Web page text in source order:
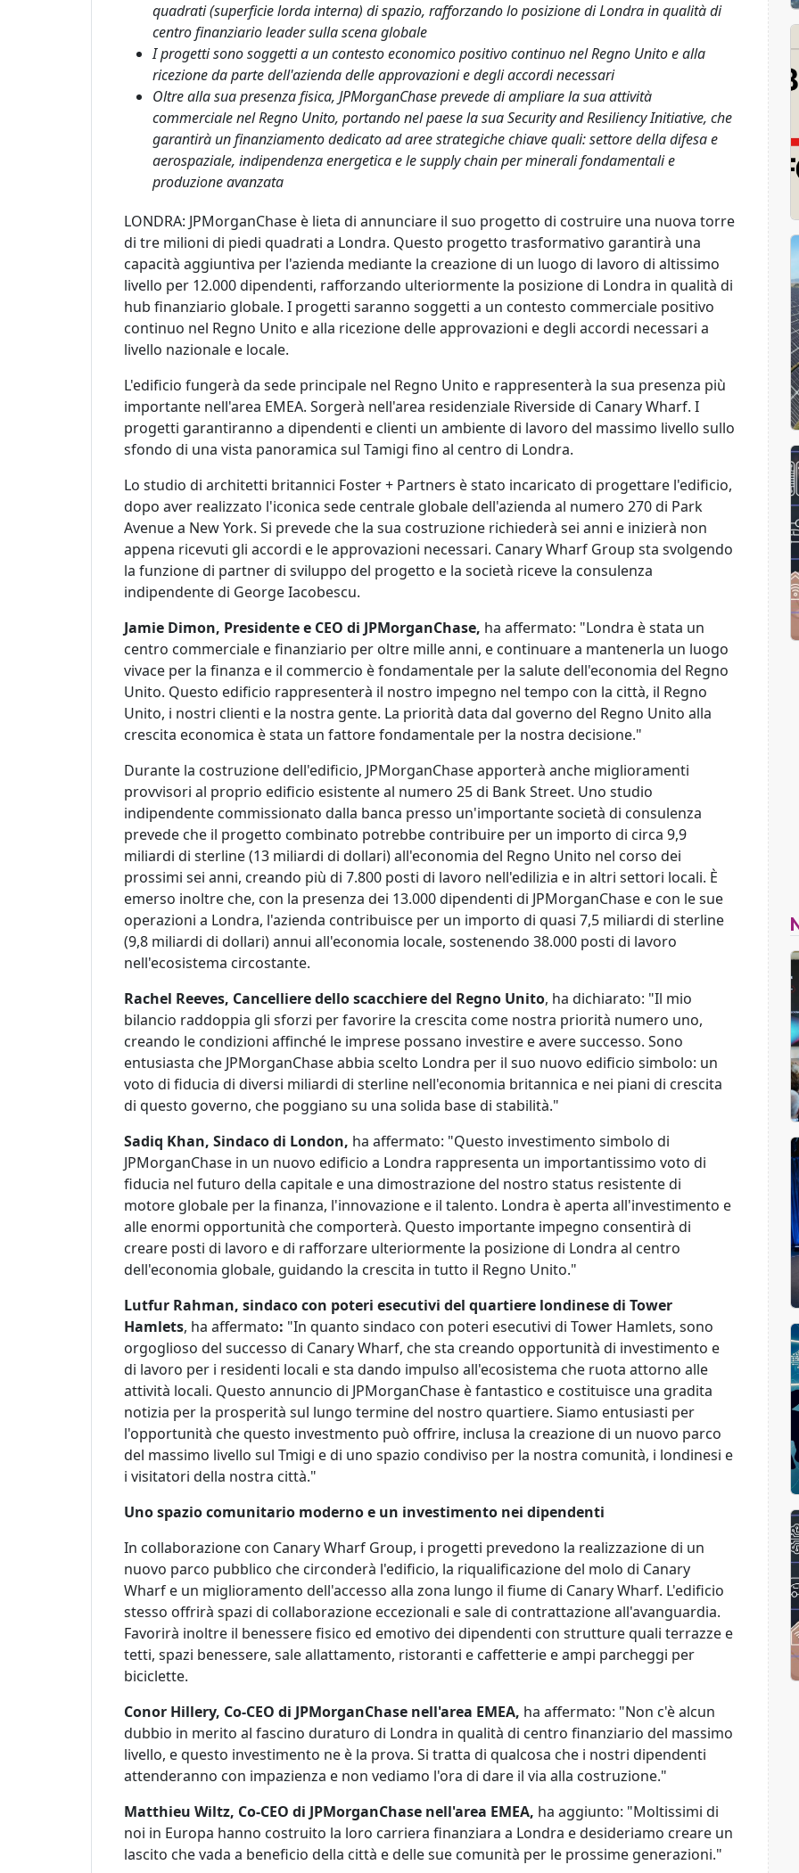
quadrati (superficie lorda interna) di spazio, rafforzando lo posizione di Londra in qualità di
centro finanziario leader sulla scena globale
I progetti sono soggetti a un contesto economico positivo continuo nel Regno Unito e alla
ricezione da parte dell'azienda delle approvazioni e degli accordi necessari
Oltre alla sua presenza fisica, JPMorganChase prevede di ampliare la sua attività
commerciale nel Regno Unito, portando nel paese la sua Security and Resiliency Initiative, che
garantirà un finanziamento dedicato ad aree strategiche chiave quali: settore della difesa e
aerospaziale, indipendenza energetica e le supply chain per minerali fondamentali e
produzione avanzata
LONDRA: JPMorganChase è lieta di annunciare il suo progetto di costruire una nuova torre
di tre milioni di piedi quadrati a Londra. Questo progetto trasformativo garantirà una
capacità aggiuntiva per l'azienda mediante la creazione di un luogo di lavoro di altissimo
livello per 12.000 dipendenti, rafforzando ulteriormente la posizione di Londra in qualità di
hub finanziario globale. I progetti saranno soggetti a un contesto commerciale positivo
continuo nel Regno Unito e alla ricezione delle approvazioni e degli accordi necessari a
livello nazionale e locale.
L'edificio fungerà da sede principale nel Regno Unito e rappresenterà la sua presenza più
importante nell'area EMEA. Sorgerà nell'area residenziale Riverside di Canary Wharf. I
progetti garantiranno a dipendenti e clienti un ambiente di lavoro del massimo livello sullo
sfondo di una vista panoramica sul Tamigi fino al centro di Londra.
Lo studio di architetti britannici Foster + Partners è stato incaricato di progettare l'edificio,
dopo aver realizzato l'iconica sede centrale globale dell'azienda al numero 270 di Park
Avenue a New York. Si prevede che la sua costruzione richiederà sei anni e inizierà non
appena ricevuti gli accordi e le approvazioni necessari. Canary Wharf Group sta svolgendo
la funzione di partner di sviluppo del progetto e la società riceve la consulenza
indipendente di George Iacobescu.
Jamie Dimon, Presidente e CEO di JPMorganChase, ha affermato: "Londra è stata un
centro commerciale e finanziario per oltre mille anni, e continuare a mantenerla un luogo
vivace per la finanza e il commercio è fondamentale per la salute dell'economia del Regno
Unito. Questo edificio rappresenterà il nostro impegno nel tempo con la città, il Regno
Unito, i nostri clienti e la nostra gente. La priorità data dal governo del Regno Unito alla
crescita economica è stata un fattore fondamentale per la nostra decisione."
Durante la costruzione dell'edificio, JPMorganChase apporterà anche miglioramenti
provvisori al proprio edificio esistente al numero 25 di Bank Street. Uno studio
indipendente commissionato dalla banca presso un'importante società di consulenza
prevede che il progetto combinato potrebbe contribuire per un importo di circa 9,9
miliardi di sterline (13 miliardi di dollari) all'economia del Regno Unito nel corso dei
prossimi sei anni, creando più di 7.800 posti di lavoro nell'edilizia e in altri settori locali. È
emerso inoltre che, con la presenza dei 13.000 dipendenti di JPMorganChase e con le sue
operazioni a Londra, l'azienda contribuisce per un importo di quasi 7,5 miliardi di sterline
(9,8 miliardi di dollari) annui all'economia locale, sostenendo 38.000 posti di lavoro
nell'ecosistema circostante.
Rachel Reeves, Cancelliere dello scacchiere del Regno Unito, ha dichiarato: "Il mio
bilancio raddoppia gli sforzi per favorire la crescita come nostra priorità numero uno,
creando le condizioni affinché le imprese possano investire e avere successo. Sono
entusiasta che JPMorganChase abbia scelto Londra per il suo nuovo edificio simbolo: un
voto di fiducia di diversi miliardi di sterline nell'economia britannica e nei piani di crescita
di questo governo, che poggiano su una solida base di stabilità."
Sadiq Khan, Sindaco di London, ha affermato: "Questo investimento simbolo di
JPMorganChase in un nuovo edificio a Londra rappresenta un importantissimo voto di
fiducia nel futuro della capitale e una dimostrazione del nostro status resistente di
motore globale per la finanza, l'innovazione e il talento. Londra è aperta all'investimento e
alle enormi opportunità che comporterà. Questo importante impegno consentirà di
creare posti di lavoro e di rafforzare ulteriormente la posizione di Londra al centro
dell'economia globale, guidando la crescita in tutto il Regno Unito."
Lutfur Rahman, sindaco con poteri esecutivi del quartiere londinese di Tower
Hamlets, ha affermato: "In quanto sindaco con poteri esecutivi di Tower Hamlets, sono
orgoglioso del successo di Canary Wharf, che sta creando opportunità di investimento e
di lavoro per i residenti locali e sta dando impulso all'ecosistema che ruota attorno alle
attività locali. Questo annuncio di JPMorganChase è fantastico e costituisce una gradita
notizia per la prosperità sul lungo termine del nostro quartiere. Siamo entusiasti per
l'opportunità che questo investmento può offrire, inclusa la creazione di un nuovo parco
del massimo livello sul Tmigi e di uno spazio condiviso per la nostra comunità, i londinesi e
i visitatori della nostra città."
Uno spazio comunitario moderno e un investimento nei dipendenti
In collaborazione con Canary Wharf Group, i progetti prevedono la realizzazione di un
nuovo parco pubblico che circonderà l'edificio, la riqualificazione del molo di Canary
Wharf e un miglioramento dell'accesso alla zona lungo il fiume di Canary Wharf. L'edificio
stesso offrirà spazi di collaborazione eccezionali e sale di contrattazione all'avanguardia.
Favorirà inoltre il benessere fisico ed emotivo dei dipendenti con strutture quali terrazze e
tetti, spazi benessere, sale allattamento, ristoranti e caffetterie e ampi parcheggi per
biciclette.
Conor Hillery, Co-CEO di JPMorganChase nell'area EMEA, ha affermato: "Non c'è alcun
dubbio in merito al fascino duraturo di Londra in qualità di centro finanziario del massimo
livello, e questo investimento ne è la prova. Si tratta di qualcosa che i nostri dipendenti
attenderanno con impazienza e non vediamo l'ora di dare il via alla costruzione."
Matthieu Wiltz, Co-CEO di JPMorganChase nell'area EMEA, ha aggiunto: "Moltissimi di
noi in Europa hanno costruito la loro carriera finanziara a Londra e desideriamo creare un
lascito che vada a beneficio della città e delle sue comunità per le prossime generazioni."